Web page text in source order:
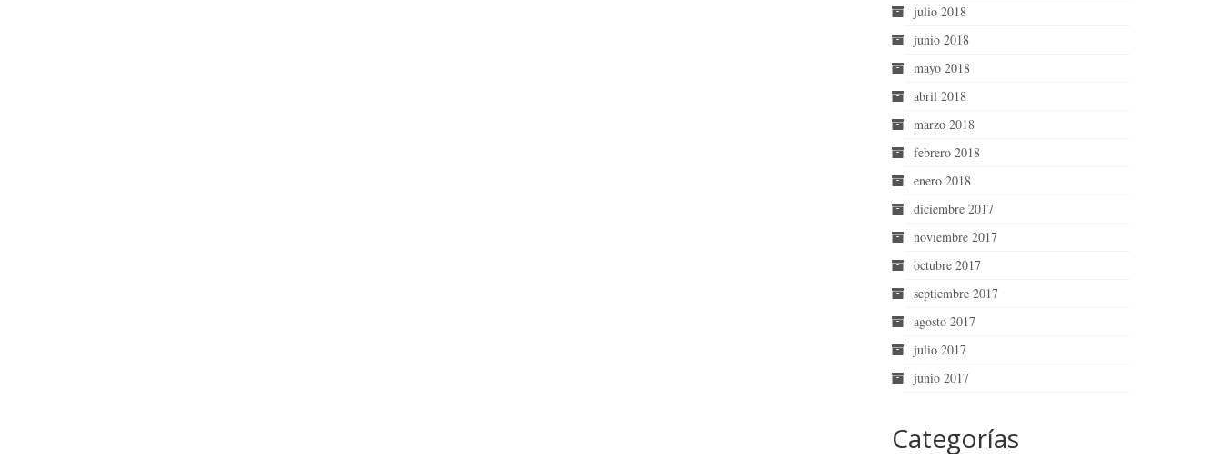
julio 2018
junio 2018
mayo 2018
abril 2018
marzo 2018
febrero 2018
enero 2018
diciembre 2017
noviembre 2017
octubre 2017
septiembre 2017
agosto 2017
julio 2017
junio 2017
Categorías